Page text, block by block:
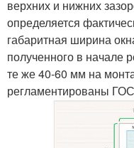
верхних и нижних
определяется
габаритная ширина
полученного в начале
те же 40-60 мм на
регламентированы